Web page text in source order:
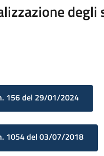
degli
156 del 29/01/2024
1054 del 03/07/2018